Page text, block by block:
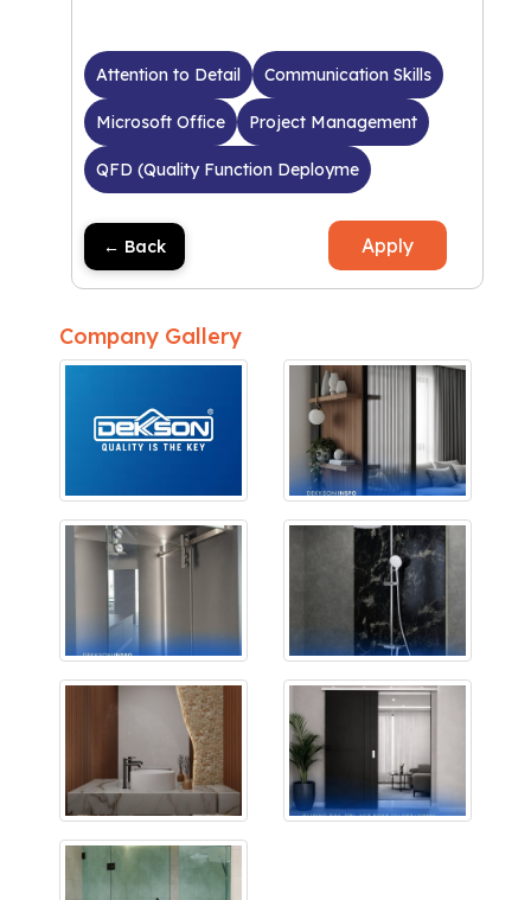
Attention to Detail Communication Skills
Microsoft Office Project Management
QFD (Quality Function Deployme
← Back Apply
Company Gallery